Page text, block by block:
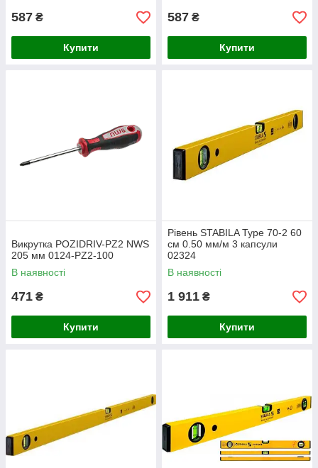
587 ₴
Купити
587 ₴
Купити
Викрутка POZIDRIV-PZ2 NWS
205 мм 0124-PZ2-100
В наявності
471 ₴
Купити
Рівень STABILA Type 70-2 60
см 0.50 мм/м 3 капсули
02324
В наявності
1 911 ₴
Купити